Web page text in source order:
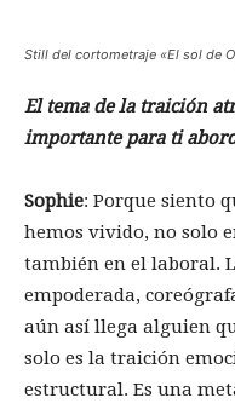
Still del cortometraje «El sol de
El tema de la traición
importante para ti
Sophie: Porque siento
hemos vivido, no solo
también en el laboral.
empoderada,
aún así llega alguien
solo es la traición
estructural. Es una